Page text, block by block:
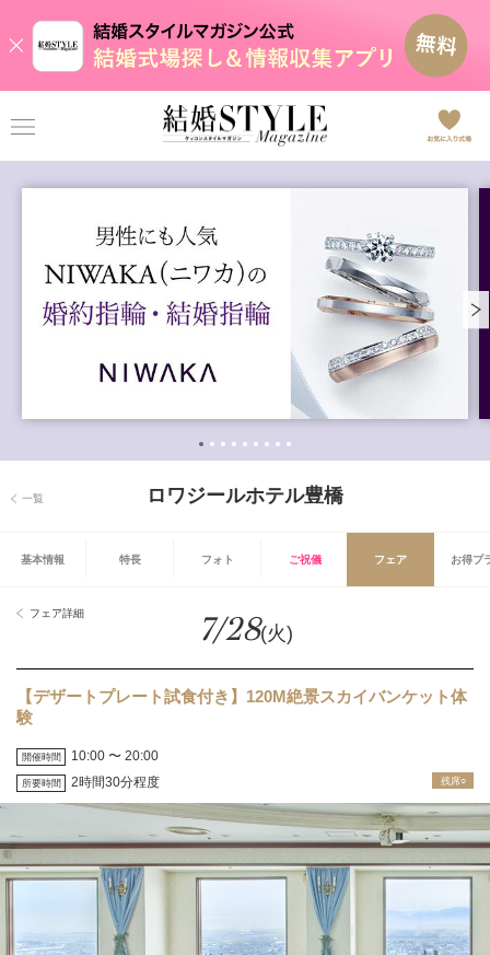
一覧 ロワジールホテル豊橋
基本情報 特長 フォト ご祝儀 フェア お得プ
フェア詳細 7/28(火)
【デザートプレート試食付き】120M絶景スカイバンケット体
験
開催時間 10:00 〜 20:00
所要時間 2時間30分程度 残席○